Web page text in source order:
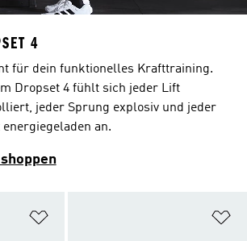
4
für dein funktionelles Krafttraining.
Dropset 4 fühlt sich jeder Lift
jeder Sprung explosiv und jeder
an.